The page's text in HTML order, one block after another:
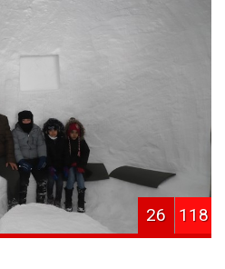
26 118